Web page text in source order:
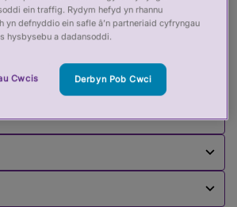
ein traffig. Rydym hefyd yn rhannu
yn defnyddio ein safle â’n partneriaid cyfryngau
hysbysebu a dadansoddi.
Cwcis Derbyn Pob Cwci